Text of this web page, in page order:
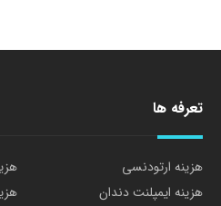
تعرفه ها
هزینه ارتودنسی
هزینه ایمپلنت دندان